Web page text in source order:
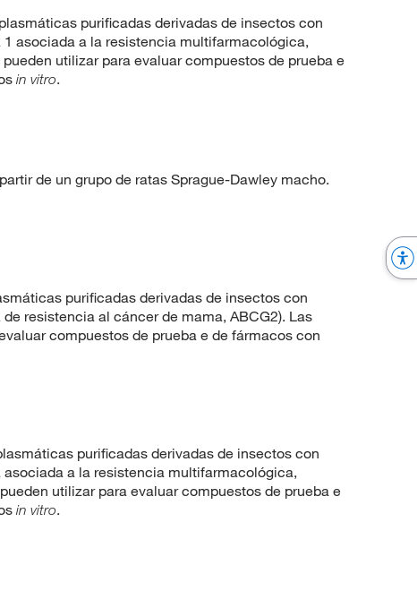
purificadas derivadas de insectos con
asociada a la resistencia multifarmacológica,
utilizar para evaluar compuestos de prueba e
in vitro.
de un grupo de ratas Sprague-Dawley macho.
purificadas derivadas de insectos con
resistencia al cáncer de mama, ABCG2). Las
compuestos de prueba e de fármacos con
purificadas derivadas de insectos con
a la resistencia multifarmacológica,
utilizar para evaluar compuestos de prueba e
in vitro.